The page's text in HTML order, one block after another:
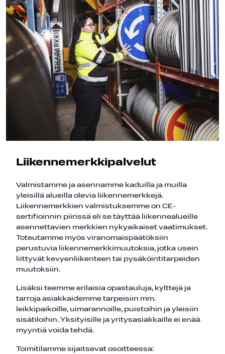
Liikennemerkkipalvelut
Valmistamme ja asennamme kaduilla ja muilla
yleisillä alueilla olevia liikennemerkkejä.
Liikennemerkkien valmistuksemme on CE-
sertifioinnin piirissä eli se täyttää liikennealueille
asennettavien merkkien nykyaikaiset vaatimukset.
Toteutamme myös viranomaispäätöksiin
perustuvia liikennemerkkimuutoksia, jotka usein
liittyvät kevyenliikenteen tai pysäköintitarpeiden
muutoksiin.
Lisäksi teemme erilaisia opastauluja, kylttejä ja
tarroja asiakkaidemme tarpeisiin mm.
leikkipaikoille, uimarannoille, puistoihin ja yleisiin
sisätiloihin. Yksityisille ja yritysasiakkaille ei enää
myyntiä voida tehdä.
Toimitilamme sijaitsevat osoitteessa: